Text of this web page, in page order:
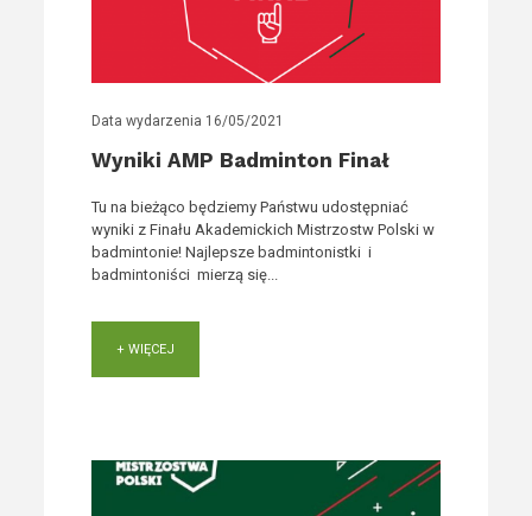
Data wydarzenia 16/05/2021
Wyniki AMP Badminton Finał
Tu na bieżąco będziemy Państwu udostępniać
wyniki z Finału Akademickich Mistrzostw Polski w
badmintonie! Najlepsze badmintonistki i
badmintoniści mierzą się...
+ WIĘCEJ